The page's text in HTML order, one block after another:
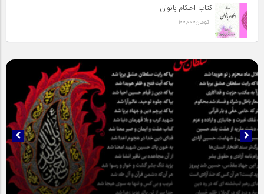
کتاب احکام بانوان
تومان100,000